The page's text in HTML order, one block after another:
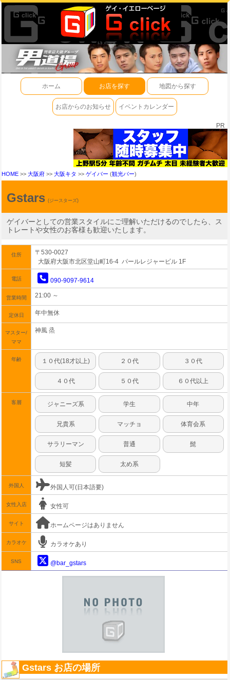
ホーム お店を探す 地図から探す
お店からのお知らせ イベントカレンダー
PR
HOME >> 大阪府 >> 大阪キタ >> ゲイバー (観光バー)
Gstars (ジースターズ)
ゲイバーとしての営業スタイルにご理解いただけるのでしたら、ス
トレートや女性のお客様も歓迎いたします。
住所
〒530-0027
大阪府大阪市北区堂山町16-4 パールレジャービル 1F
電話 090-9097-9614
営業時間 21:00 ～
定休日 年中無休
マスター/
ママ
神風 烝
年齢 １０代(18才以上) ２０代 ３０代
４０代 ５０代 ６０代以上
客層 ジャニーズ系 学生 中年
兄貴系 マッチョ 体育会系
サラリーマン 普通 髭
短髪 太め系
外国人 外国人可(日本語要)
女性入店 女性可
サイト ホームページはありません
カラオケ カラオケあり
SNS @bar_gstars
Gstars お店の場所